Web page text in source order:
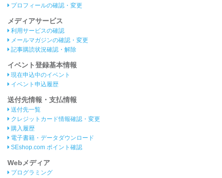
プロフィールの確認・変更
メディアサービス
利用サービスの確認
メールマガジンの確認・変更
記事購読状況確認・解除
イベント登録基本情報
現在申込中のイベント
イベント申込履歴
送付先情報・支払情報
送付先一覧
クレジットカード情報確認・変更
購入履歴
電子書籍・データダウンロード
SEshop.com ポイント確認
Webメディア
プログラミング